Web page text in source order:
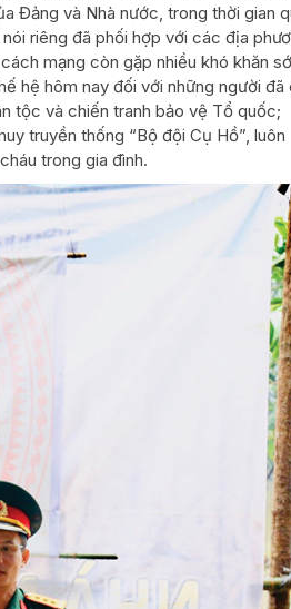
Đảng và Nhà nước, trong thời gian
riêng đã phối hợp với các địa
mạng còn gặp nhiều khó khăn
hệ hôm nay đối với những người đã
tộc và chiến tranh bảo vệ Tổ quốc;
truyền thống “Bộ đội Cụ Hồ”, luôn
trong gia đình.